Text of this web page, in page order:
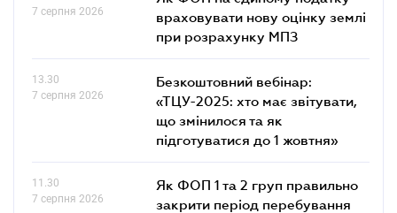
7 серпня 2026
враховувати нову оцінку землі
при розрахунку МПЗ
13.30
7 серпня 2026
Безкоштовний вебінар:
«ТЦУ-2025: хто має звітувати,
що змінилося та як
підготуватися до 1 жовтня»
11.30
7 серпня 2026
Як ФОП 1 та 2 груп правильно
закрити період перебування